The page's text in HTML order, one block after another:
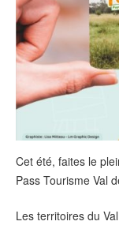
Cet été, faites le
Pass Tourisme Val
Les territoires du